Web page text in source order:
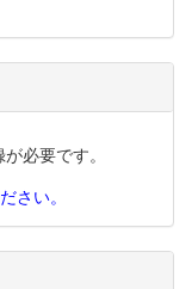
必要です。
さい。